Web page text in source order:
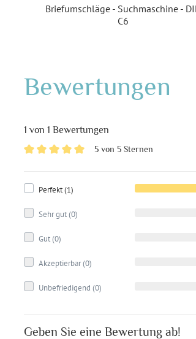
Briefumschläge - Suchmaschine -
C6
Bewertungen
1 von 1 Bewertungen
5 von 5 Sternen
Perfekt (1)
Sehr gut (0)
Gut (0)
Akzeptierbar (0)
Unbefriedigend (0)
Geben Sie eine Bewertung ab!